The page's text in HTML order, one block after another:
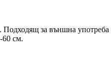
за външна употреба
60 см.